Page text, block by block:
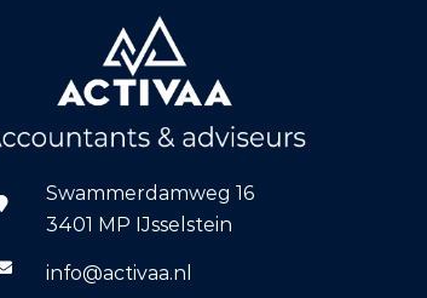
Swammerdamweg 16
3401 MP IJsselstein
info@activaa.nl